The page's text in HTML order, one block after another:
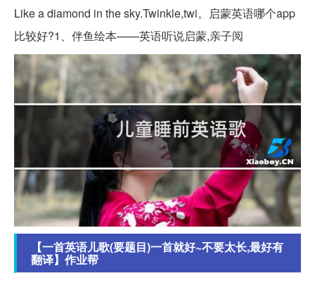
Like a diamond in the sky.Twinkle,twi。启蒙英语哪个app
比较好?1、伴鱼绘本——英语听说启蒙,亲子阅
【一首英语儿歌(要题目)一首就好~不要太长,最好有
翻译】作业帮